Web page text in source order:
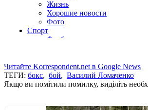
Читайте Korrespondent.net в Google News
ТЕГИ: бокс, бой, Василий Ломаченко
Якщо ви помітили помилку, виділіть